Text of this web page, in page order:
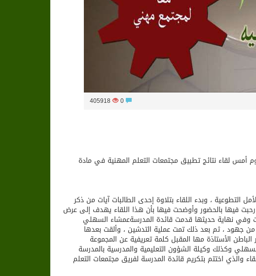
0
405918
أمس لقاء نتائج تطبيق مجتمعات التعلم المهنية في مادة
نفح الأمل التطوعية ، وبدء اللقاء بتلاوة إحدى الطالبات آيات من ذكر
فيها بالحضور وأوضحت فيها بأن هذا اللقاء يهدف إلى عرض
وفي نهاية حديثها قدمت قائدة المدرسةعمشاء السهلي
جهود ، ثم بعد ذلك تمت عملية التدشين ، وألقت بعدها
الأستاذة مها المقبل كلمة تعريفية عن المجموعة
وكذلك وكيلة الشؤون التعليمية والمدرسية بالمدرسة
والذي اختتم بتكريم قائدة المدرسة لفريق مجتمعات التعلم